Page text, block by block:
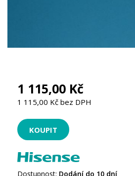
1 115,00 Kč
1 115,00 Kč bez DPH
Dostupnost: Dodání do 10 dní